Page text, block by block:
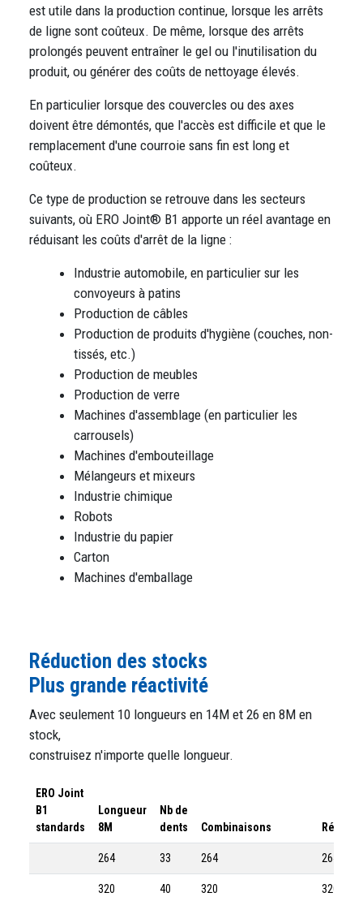
est utile dans la production continue, lorsque les arrêts
de ligne sont coûteux. De même, lorsque des arrêts
prolongés peuvent entraîner le gel ou l'inutilisation du
produit, ou générer des coûts de nettoyage élevés.
En particulier lorsque des couvercles ou des axes
doivent être démontés, que l'accès est difficile et que le
remplacement d'une courroie sans fin est long et
coûteux.
Ce type de production se retrouve dans les secteurs
suivants, où ERO Joint® B1 apporte un réel avantage en
réduisant les coûts d'arrêt de la ligne :
Industrie automobile, en particulier sur les
convoyeurs à patins
Production de câbles
Production de produits d'hygiène (couches, non-
tissés, etc.)
Production de meubles
Production de verre
Machines d'assemblage (en particulier les
carrousels)
Machines d'embouteillage
Mélangeurs et mixeurs
Industrie chimique
Robots
Industrie du papier
Carton
Machines d'emballage
Réduction des stocks
Plus grande réactivité
Avec seulement 10 longueurs en 14M et 26 en 8M en
stock,
construisez n'importe quelle longueur.
ERO Joint
B1
standards
Longueur
8M
Nb de
dents
Combinaisons
264 33 264 264-8M
320 40 320 320-8M